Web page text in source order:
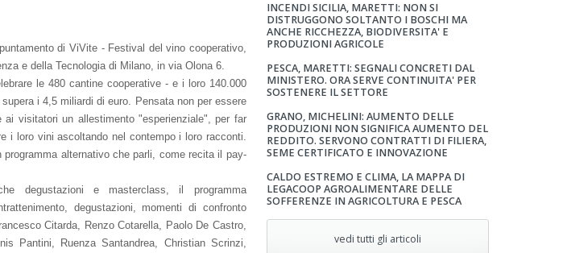
di ViVite - Festival del vino cooperativo,
e della Tecnologia di Milano, in via Olona 6.
le 480 cantine cooperative - e i loro 140.000
i 4,5 miliardi di euro. Pensata non per essere
visitatori un allestimento "esperienziale", per far
i loro vini ascoltando nel contempo i loro racconti.
alternativo che parli, come recita il pay-
degustazioni e masterclass, il programma
degustazioni, momenti di confronto
Citarda, Renzo Cotarella, Paolo De Castro,
Pantini, Ruenza Santandrea, Christian Scrinzi,
INCENDI SICILIA, MARETTI: NON SI
DISTRUGGONO SOLTANTO I BOSCHI MA
ANCHE RICCHEZZA, BIODIVERSITA' E
PRODUZIONI AGRICOLE
PESCA, MARETTI: SEGNALI CONCRETI DAL
MINISTERO. ORA SERVE CONTINUITA' PER
SOSTENERE IL SETTORE
GRANO, MICHELINI: AUMENTO DELLE
PRODUZIONI NON SIGNIFICA AUMENTO DEL
REDDITO. SERVONO CONTRATTI DI FILIERA,
SEME CERTIFICATO E INNOVAZIONE
CALDO ESTREMO E CLIMA, LA MAPPA DI
LEGACOOP AGROALIMENTARE DELLE
SOFFERENZE IN AGRICOLTURA E PESCA
vedi tutti gli articoli